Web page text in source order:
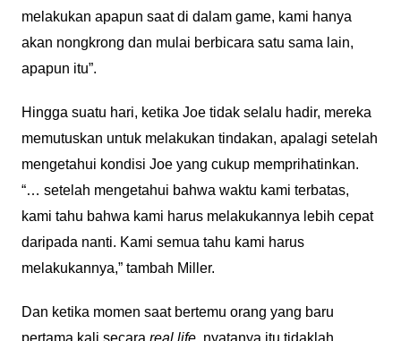
melakukan apapun saat di dalam game, kami hanya
akan nongkrong dan mulai berbicara satu sama lain,
apapun itu”.
Hingga suatu hari, ketika Joe tidak selalu hadir, mereka
memutuskan untuk melakukan tindakan, apalagi setelah
mengetahui kondisi Joe yang cukup memprihatinkan.
“… setelah mengetahui bahwa waktu kami terbatas,
kami tahu bahwa kami harus melakukannya lebih cepat
daripada nanti. Kami semua tahu kami harus
melakukannya,” tambah Miller.
Dan ketika momen saat bertemu orang yang baru